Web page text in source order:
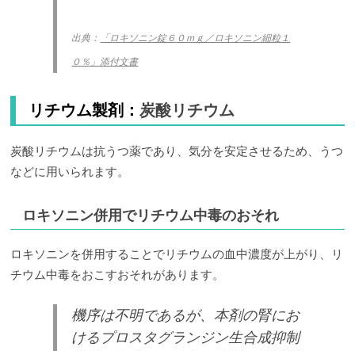
出典： 「ロキソニン錠６０ｍｇ／ロキソニン細粒１
０％」添付文書
リチウム製剤：炭酸リチウム
炭酸リチウムは抗うつ薬であり、気分を安定させるため、うつ
などに用いられます。
ロキソニン併用でリチウム中毒のおそれ
ロキソニンを併用することでリチウムの血中濃度が上がり、リ
チウム中毒をおこすおそれがあります。
機序は不明であるが、本剤の腎にお
けるプロスタグランジン生合成抑制